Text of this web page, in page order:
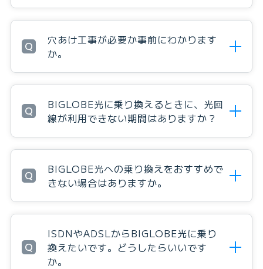
Q
穴あけ工事が必要か事前にわかります
か。
Q
BIGLOBE光に乗り換えるときに、光回
線が利用できない期間はありますか？
Q
BIGLOBE光への乗り換えをおすすめで
きない場合はありますか。
Q
ISDNやADSLからBIGLOBE光に乗り
換えたいです。どうしたらいいです
か。